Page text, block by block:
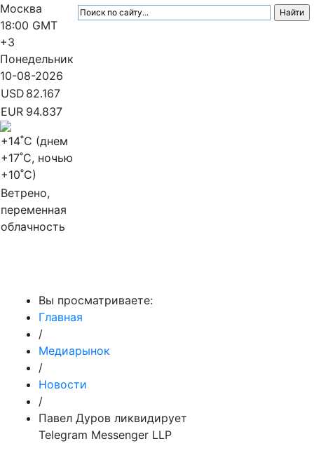
Москва
18:00 GMT
+3
Понедельник
10-08-2026
USD 82.167
EUR 94.837
+14˚C (днем
+17˚C, ночью
+10˚C)
Ветрено,
переменная
облачность
Вы просматриваете:
Главная
/
Медиарынок
/
Новости
/
Павел Дуров ликвидирует
Telegram Messenger LLP